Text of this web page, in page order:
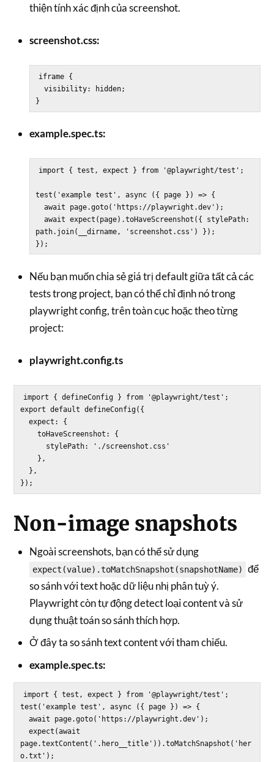
thiện tính xác định của screenshot.
screenshot.css:
iframe {
  visibility: hidden;
example.spec.ts:
import { test, expect } from '@playwright/test';
test('example test', async ({ page }) => {
  await page.goto('https://playwright.dev');
  await expect(page).toHaveScreenshot({ stylePath:
path.join(__dirname, 'screenshot.css') });
Nếu bạn muốn chia sẻ giá trị default giữa tất cả các
tests trong project, bạn có thể chỉ định nó trong
playwright config, trên toàn cục hoặc theo từng
project:
playwright.config.ts
import { defineConfig } from '@playwright/test';
export default defineConfig({
  expect: {
    toHaveScreenshot: {
Non-image snapshots
Ngoài screenshots, bạn có thể sử dụng
expect(value).toMatchSnapshot(snapshotName)
để
so sánh với text hoặc dữ liệu nhị phân tuỳ ý.
Playwright còn tự động detect loại content và sử
dụng thuật toán so sánh thích hợp.
Ở đây ta so sánh text content với tham chiếu.
example.spec.ts:
import { test, expect } from '@playwright/test';
test('example test', async ({ page }) => {
  await page.goto('https://playwright.dev');
  expect(await
page.textContent('.hero__title')).toMatchSnapshot('her
o.txt');